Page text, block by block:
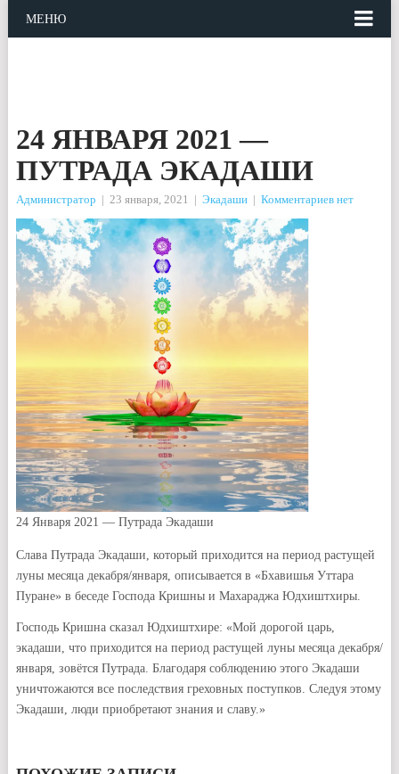
МЕНЮ
24 ЯНВАРЯ 2021 —
ПУТРАДА ЭКАДАШИ
Администратор | 23 января, 2021 | Экадаши | Комментариев нет
24 Января 2021 — Путрада Экадаши
Слава Путрада Экадаши, который приходится на период растущей
луны месяца декабря/января, описывается в «Бхавишья Уттара
Пуране» в беседе Господа Кришны и Махараджа Юдхиштхиры.
Господь Кришна сказал Юдхиштхире: «Мой дорогой царь,
экадаши, что приходится на период растущей луны месяца декабря/
января, зовётся Путрада. Благодаря соблюдению этого Экадаши
уничтожаются все последствия греховных поступков. Следуя этому
Экадаши, люди приобретают знания и славу.»